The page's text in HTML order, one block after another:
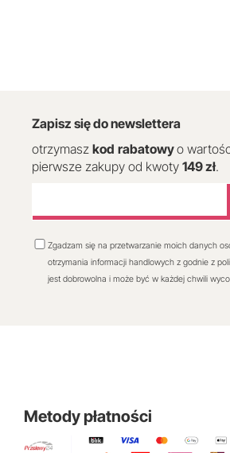
Zapisz się do newslettera
otrzymasz kod rabatowyo
pierwsze zakupy od kwoty 149 zł.
Zgadzam się na przetwarzanie moich danych
otrzymania informacji handlowych z godnie z
jest dobrowolna i może być w każdej chwili
Metody płatności